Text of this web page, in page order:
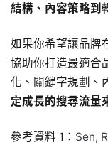
結構、內容策略到
如果你希望讓品牌
協助你打造最適合
化、關鍵字規劃、
定成長的搜尋流量
參考資料 1： Sen,